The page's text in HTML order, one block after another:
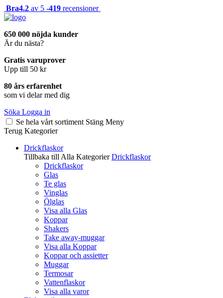
Bra4.2 av 5 -419 recensioner
650 000 nöjda kunder
Är du nästa?
Gratis varuprover
Upp till 50 kr
80 års erfarenhet
som vi delar med dig
Söka Logga in
Se hela vårt sortiment Stäng Meny
Terug Kategorier
Drickflaskor
Tillbaka till Alla Kategorier Drickflaskor
Drickflaskor
Glas
Te glas
Vinglas
Ölglas
Visa alla Glas
Koppar
Shakers
Take away-muggar
Visa alla Koppar
Koppar och assietter
Muggar
Termosar
Vattenflaskor
Visa alla varor